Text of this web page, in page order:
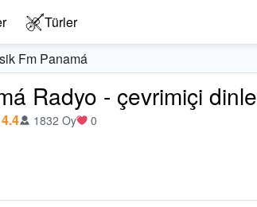
Türler
Fm Panamá
Radyo - çevrimiçi dinle
4.4 1832 Oy 0